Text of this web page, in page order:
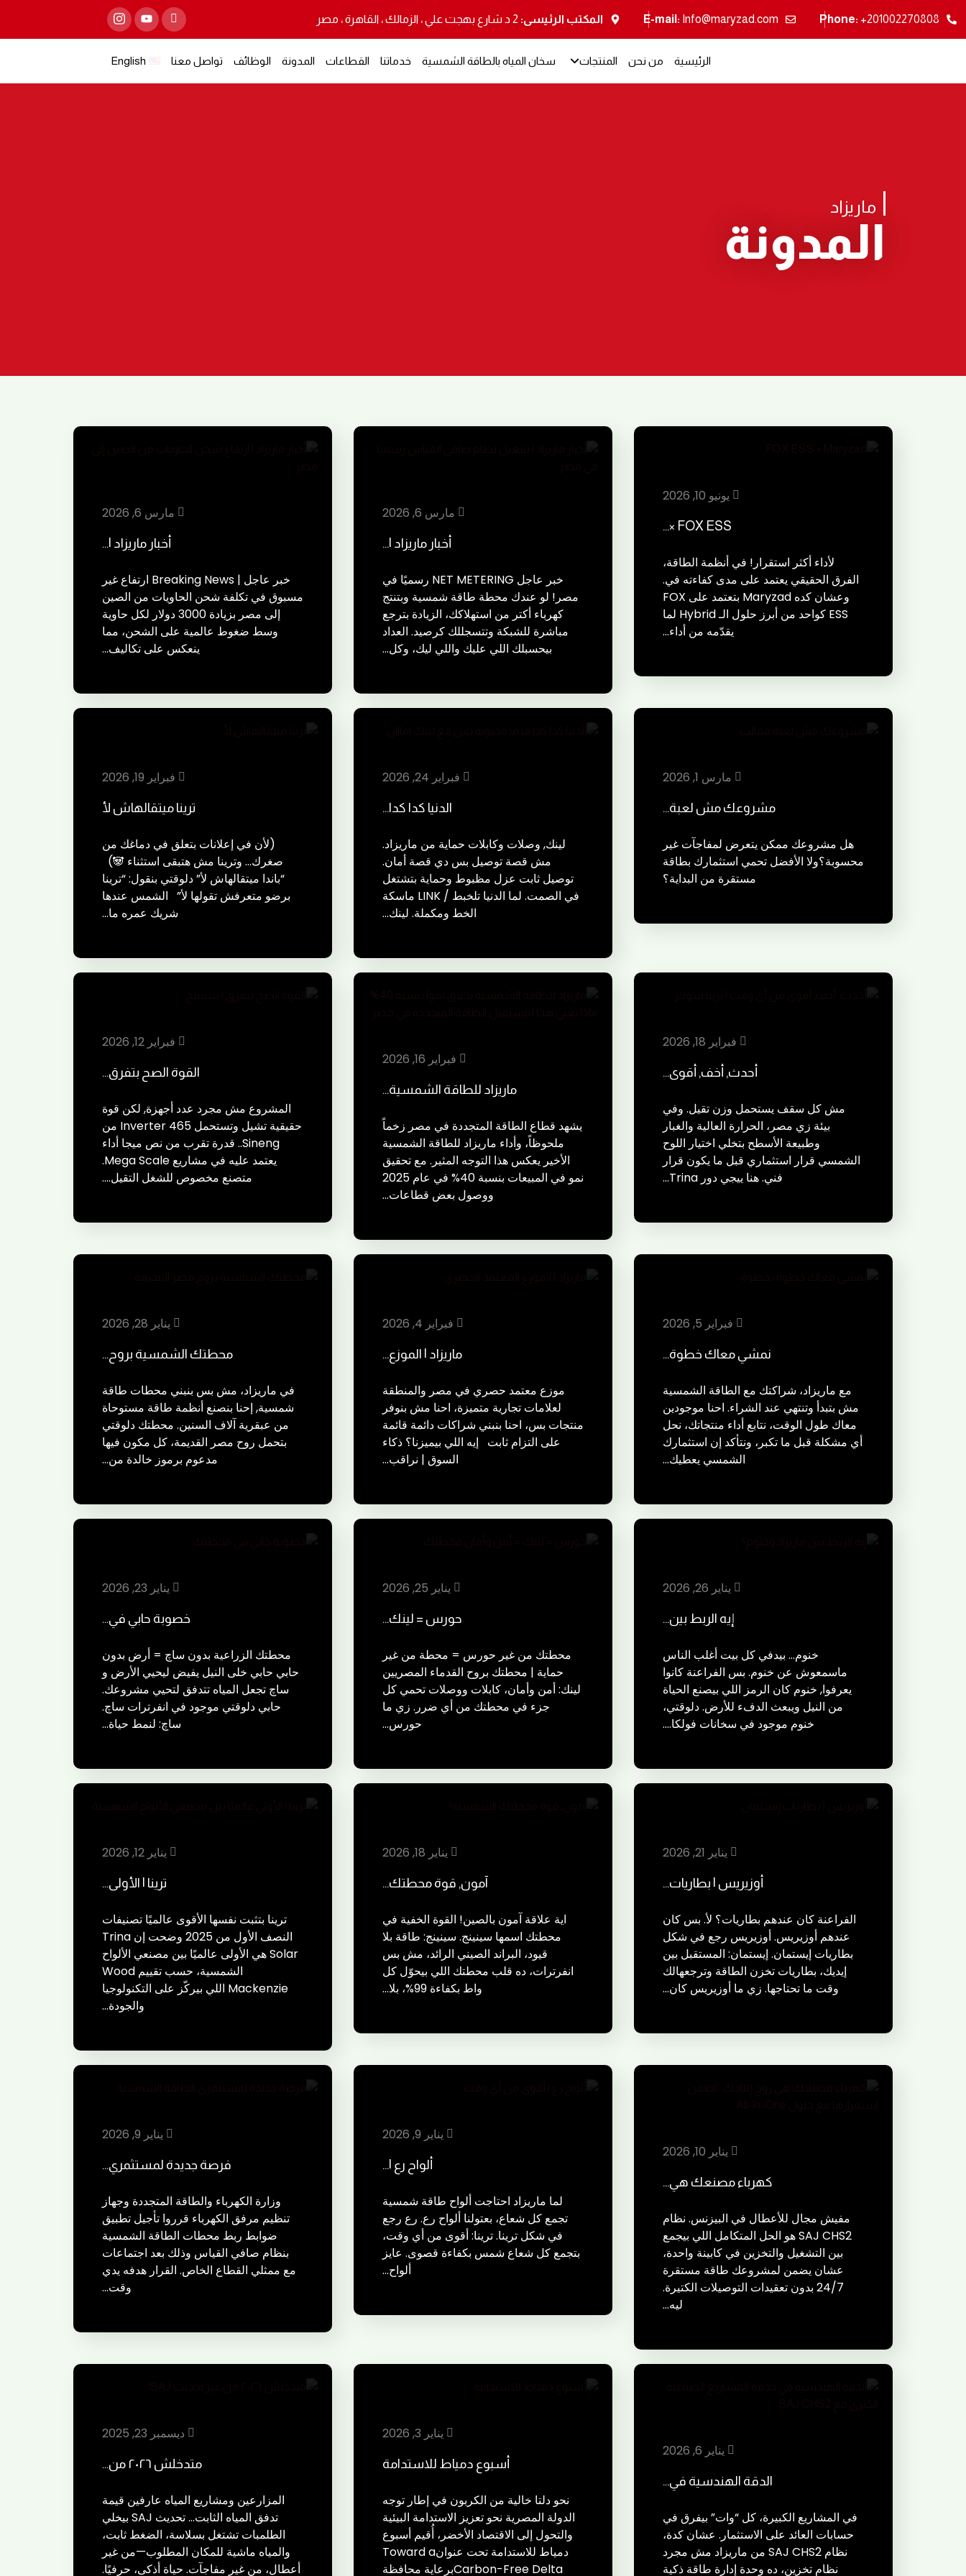
Phone: +201002270808
E-mail: Info@maryzad.com المكتب الرئيسى: 2 د شارع بهجت علي ، الزمالك ، القاهرة ، مصر
الرئيسية من نحن المنتجات سخان المياه بالطاقة الشمسية خدماتنا القطاعات المدونة الوظائف تواصل معنا English
ماريزاد
المدونة
يونيو 10, 2026
FOX ESS ×…
لأداء أكثر استقرار! في أنظمة الطاقة،
الفرق الحقيقي يعتمد على مدى كفاءته في.
وعشان كده Maryzad بتعتمد على FOX
ESS كواحد من أبرز حلول الـ Hybrid لما
يقدّمه من أداء…
مارس 6, 2026
أخبار ماريزاد |…
خبر عاجل NET METERING رسميًا في
مصر! لو عندك محطة طاقة شمسية وبتنتج
كهرباء أكتر من استهلاكك، الزيادة بترجع
مباشرة للشبكة وتتسجللك كرصيد. العداد
بيحسبلك اللي عليك واللي ليك، وكل…
مارس 6, 2026
أخبار ماريزاد |…
خبر عاجل | Breaking News ارتفاع غير
مسبوق في تكلفة شحن الحاويات من الصين
إلى مصر بزيادة 3000 دولار لكل حاوية
وسط ضغوط عالمية على الشحن، مما
ينعكس على تكاليف…
مارس 1, 2026
مشروعك مش لعبة…
هل مشروعك ممكن يتعرض لمفاجآت غير
محسوبة؟ولا الأفضل تحمي استثمارك بطاقة
مستقرة من البداية؟
فبراير 24, 2026
الدنيا كدا كدا…
لينك, وصلات وكابلات حماية من ماريزاد.
مش قصة توصيل بس دي قصة أمان.
توصيل ثابت عزل مظبوط وحماية بتشتغل
في الصمت. لما الدنيا تلخبط / LINK ماسكة
الخط ومكملة. لينك…
فبراير 19, 2026
ترينا ميتقالهاش لأ
(لأن في إعلانات بتعلق في دماغك من
صغرك… وترينا مش هتبقى استثناء 🐼)
“باندا ميتقالهاش لأ” دلوقتي بنقول: “ترينا
برضو متعرفش تقولها لأ” الشمس عندها
شريك عمره ما…
فبراير 18, 2026
أحدث, أخف, أقوى…
مش كل سقف يستحمل وزن تقيل. وفي
بيئة زي مصر، الحرارة العالية والغبار
وطبيعة الأسطح بتخلي اختيار اللوح
الشمسي قرار استثماري قبل ما يكون قرار
فني. هنا ييجي دور Trina…
فبراير 16, 2026
ماريزاد للطاقة الشمسية…
يشهد قطاع الطاقة المتجددة في مصر زخماً
ملحوظاً، وأداء ماريزاد للطاقة الشمسية
الأخير يعكس هذا التوجه المثير. مع تحقيق
نمو في المبيعات بنسبة 40% في عام 2025
ووصول بعض قطاعات…
فبراير 12, 2026
القوة الصح بتفرق…
المشروع مش مجرد عدد أجهزة, لكن قوة
حقيقية تشيل وتستحمل Inverter 465 من
Sineng.. قدرة تقرب من نص ميجا أداء
يعتمد عليه في مشاريع Mega Scale.
متصنع مخصوص للشغل التقيل.…
فبراير 5, 2026
نمشي معاك خطوة…
مع ماريزاد، شراكتك مع الطاقة الشمسية
مش بتبدأ وتنتهي عند الشراء. احنا موجودين
معاك طول الوقت، نتابع أداء منتجاتك، نحل
أي مشكلة قبل ما تكبر، ونتأكد إن استثمارك
الشمسي يعطيك…
فبراير 4, 2026
ماريزاد | الموزع…
موزع معتمد حصري في مصر والمنطقة
لعلامات تجارية متميزة، احنا مش بنوفر
منتجات بس، احنا بنبني شراكات دائمة قائمة
على التزام ثابت إيه اللي بيميزنا؟ ذكاء
السوق | نراقب…
يناير 28, 2026
محطتك الشمسية بروح…
في ماريزاد، مش بس بنبني محطات طاقة
شمسية, إحنا بنصنع أنظمة طاقة مستوحاة
من عبقرية آلاف السنين. محطتك دلوقتي
بتحمل روح مصر القديمة، كل مكون فيها
مدعوم برموز خالدة من…
يناير 26, 2026
إيه الربط بين…
خنوم… بيدفي كل بيت أغلب الناس
ماسمعوش عن خنوم. بس الفراعنة كانوا
يعرفوا, خنوم كان الرمز اللي بيصنع الحياة
من النيل ويبعث الدفء للأرض. دلوقتي،
خنوم موجود في سخانات فولكا.…
يناير 25, 2026
حورس = لينك…
محطتك من غير حورس = محطة من غير
حماية | محطتك بروح القدماء المصريين
لينك: أمن وأمان، كابلات ووصلات تحمي كل
جزء في محطتك من أي ضرر. زي ما
حورس…
يناير 23, 2026
خصوبة حابي في…
محطتك الزراعية بدون ساچ = أرض بدون
حابي حابي خلى النيل يفيض ليحيي الأرض و
ساچ تجعل المياه تتدفق لتحيي مشروعك.
حابي دلوقتي موجود في انفرترات ساچ.
ساچ: لنمط حياة…
يناير 21, 2026
أوزيريس | بطاريات…
الفراعنة كان عندهم بطاريات؟ لأ. بس كان
عندهم أوزيريس. أوزيريس رجع في شكل
بطاريات إيستمان. إيستمان: المستقبل بين
إيديك، بطاريات تخزن الطاقة وترجعهالك
وقت ما تحتاجها. زي ما أوزيريس كان…
يناير 18, 2026
آمون, قوة محطتك…
اية علاقة آمون بالصين! القوة الخفية في
محطتك اسمها سينينج. سينينج: طاقة بلا
قيود، البراند الصيني الرائد، مش بس
انفرترات، ده قلب محطتك اللي بيحوّل كل
واط بكفاءة 99%، بلا…
يناير 12, 2026
ترينا | الأولى…
ترينا بتثبت نفسها الأقوى عالميًا تصنيفات
النصف الأول من 2025 وضحت إن Trina
Solar هي الأولى عالميًا بين مصنعي الألواح
الشمسية، حسب تقييم Wood
Mackenzie اللي بيركّز على التكنولوجيا
والجودة…
يناير 10, 2026
كهرباء مصنعك هي…
مفيش مجال للأعطال في البيزنس. نظام
SAJ CHS2 هو الحل المتكامل اللي بيجمع
بين التشغيل والتخزين في كابينة واحدة،
عشان يضمن لمشروعك طاقة مستقرة
24/7 بدون تعقيدات التوصيلات الكتيرة.
ليه…
يناير 9, 2026
ألواح رع |…
لما ماريزاد احتاجت ألواح طاقة شمسية
تجمع كل شعاع، بعتولنا ألواح رع. رع رجع
في شكل ترينا. ترينا: أقوى من أي وقت،
بتجمع كل شعاع شمس بكفاءة قصوى. عايز
ألواح…
يناير 9, 2026
فرصة جديدة لمستثمري…
وزارة الكهرباء والطاقة المتجددة وجهاز
تنظيم مرفق الكهرباء قرروا تأجيل تطبيق
ضوابط ربط محطات الطاقة الشمسية
بنظام صافي القياس وذلك بعد اجتماعات
مع ممثلي القطاع الخاص. القرار هدفه يدي
وقت…
يناير 6, 2026
الدقة الهندسية في…
في المشاريع الكبيرة، كل “وات” بيفرق في
حسابات العائد على الاستثمار. عشان كدة،
نظام SAJ CHS2 من ماريزاد مش مجرد
نظام تخزين، ده وحدة إدارة طاقة ذكية
يناير 3, 2026
أسبوع دمياط للاستدامة
نحو دلتا خالية من الكربون في إطار توجه
الدولة المصرية نحو تعزيز الاستدامة البيئية
والتحول إلى الاقتصاد الأخضر، أُقيم أسبوع
دمياط للاستدامة تحت عنوانToward a
Carbon-Free Deltaبرعاية محافظة
ديسمبر 23, 2025
متدخلش ٢٠٢٦ من…
المزارعين ومشاريع المياه عارفين قيمة
تدفق المياه الثابت… تحديث SAJ بيخلي
الطلمبات تشتغل بسلاسة، الضغط ثابت،
والمياه ماشية للمكان المطلوب—من غير
أعطال، من غير مفاجآت. حياة أذكى، حرفيًا.